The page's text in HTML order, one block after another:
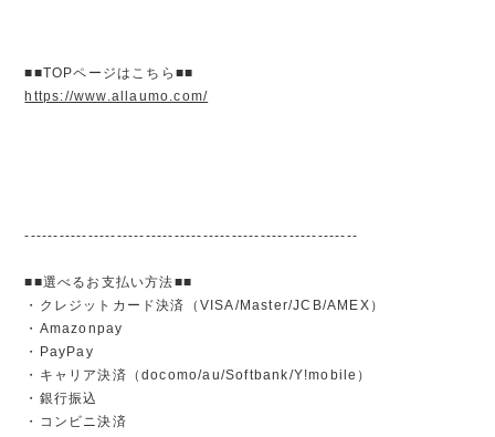
■■TOPページはこちら■■
https://www.allaumo.com/
----------------------------------------------------------
■■選べるお支払い方法■■
・クレジットカード決済（VISA/Master/JCB/AMEX）
・Amazonpay
・PayPay
・キャリア決済（docomo/au/Softbank/Y!mobile）
・銀行振込
・コンビニ決済